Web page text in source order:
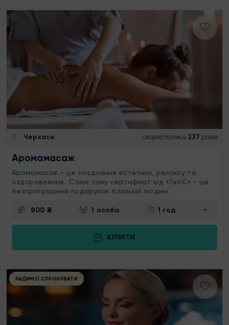
Черкаси скористались 237 разів
Аромамасаж
Аромамасаж – це поєднання естетики, релаксу та
оздоровлення. Саме тому сертифікат від «ТвоЄ» – це
безпрограшний подарунок близькій людині.
800 ₴ 1 особа 1 год
КУПИТИ
РАДИМО СПРОБУВАТИ